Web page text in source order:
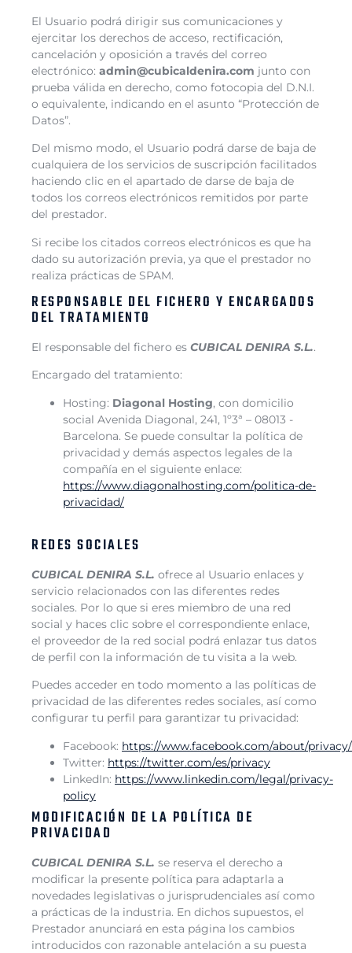
El Usuario podrá dirigir sus comunicaciones y
ejercitar los derechos de acceso, rectificación,
cancelación y oposición a través del correo
electrónico: admin@cubicaldenira.com junto con
prueba válida en derecho, como fotocopia del D.N.I.
o equivalente, indicando en el asunto “Protección de
Datos”.
Del mismo modo, el Usuario podrá darse de baja de
cualquiera de los servicios de suscripción facilitados
haciendo clic en el apartado de darse de baja de
todos los correos electrónicos remitidos por parte
del prestador.
Si recibe los citados correos electrónicos es que ha
dado su autorización previa, ya que el prestador no
realiza prácticas de SPAM.
RESPONSABLE DEL FICHERO Y ENCARGADOS
DEL TRATAMIENTO
El responsable del fichero es CUBICAL DENIRA S.L..
Encargado del tratamiento:
Hosting: Diagonal Hosting, con domicilio
social Avenida Diagonal, 241, 1º3ª – 08013 -
Barcelona. Se puede consultar la política de
privacidad y demás aspectos legales de la
compañía en el siguiente enlace:
https://www.diagonalhosting.com/politica-de-
privacidad/
REDES SOCIALES
CUBICAL DENIRA S.L. ofrece al Usuario enlaces y
servicio relacionados con las diferentes redes
sociales. Por lo que si eres miembro de una red
social y haces clic sobre el correspondiente enlace,
el proveedor de la red social podrá enlazar tus datos
de perfil con la información de tu visita a la web.
Puedes acceder en todo momento a las políticas de
privacidad de las diferentes redes sociales, así como
configurar tu perfil para garantizar tu privacidad:
Facebook: https://www.facebook.com/about/privacy/
Twitter: https://twitter.com/es/privacy
LinkedIn: https://www.linkedin.com/legal/privacy-
policy
MODIFICACIÓN DE LA POLÍTICA DE
PRIVACIDAD
CUBICAL DENIRA S.L. se reserva el derecho a
modificar la presente política para adaptarla a
novedades legislativas o jurisprudenciales así como
a prácticas de la industria. En dichos supuestos, el
Prestador anunciará en esta página los cambios
introducidos con razonable antelación a su puesta